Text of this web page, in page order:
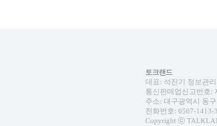
토크랜드
대표: 석진기 정보관
통신판매업신고번호:
주소: 대구광역시 동
전화번호: 0507-1413-
Copyright ⓒ